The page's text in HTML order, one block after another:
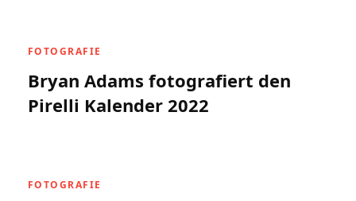
FOTOGRAFIE
Bryan Adams fotografiert den
Pirelli Kalender 2022
FOTOGRAFIE